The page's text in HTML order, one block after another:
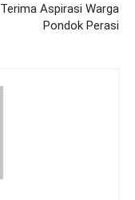
Terima Aspirasi Warga
Pondok Perasi